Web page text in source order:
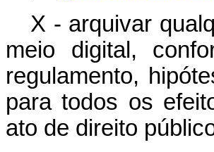
X - arquivar
meio digital,
regulamento,
para todos os
ato de direito